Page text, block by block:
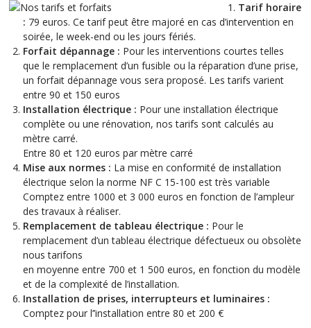
Tarif horaire
: 79 euros. Ce tarif peut être majoré en cas d’intervention en
soirée, le week-end ou les jours fériés.
Forfait dépannage : Pour les interventions courtes telles
que le remplacement d’un fusible ou la réparation d’une prise,
un forfait dépannage vous sera proposé. Les tarifs varient
entre 90 et 150 euros
Installation électrique : Pour une installation électrique
complète ou une rénovation, nos tarifs sont calculés au
mètre carré.
Entre 80 et 120 euros par mètre carré
Mise aux normes : La mise en conformité de installation
électrique selon la norme NF C 15-100 est très variable
Comptez entre 1000 et 3 000 euros en fonction de l’ampleur
des travaux à réaliser.
Remplacement de tableau électrique : Pour le
remplacement d’un tableau électrique défectueux ou obsolète
nous tarifons
en moyenne entre 700 et 1 500 euros, en fonction du modèle
et de la complexité de l’installation.
Installation de prises, interrupteurs et luminaires :
Comptez pour l’’installation entre 80 et 200 €